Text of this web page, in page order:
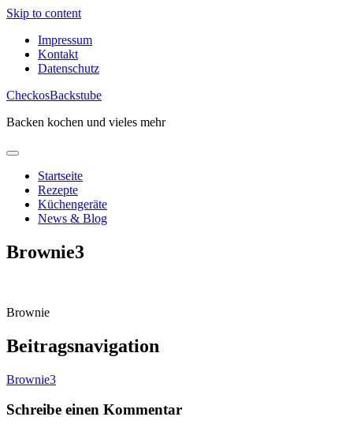
Skip to content
Impressum
Kontakt
Datenschutz
CheckosBackstube
Backen kochen und vieles mehr
Startseite
Rezepte
Küchengeräte
News & Blog
Brownie3
Brownie
Beitragsnavigation
Brownie3
Schreibe einen Kommentar